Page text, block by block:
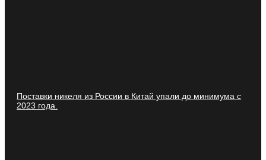
Поставки никеля из России в Китай упали до минимума с
2023 года.